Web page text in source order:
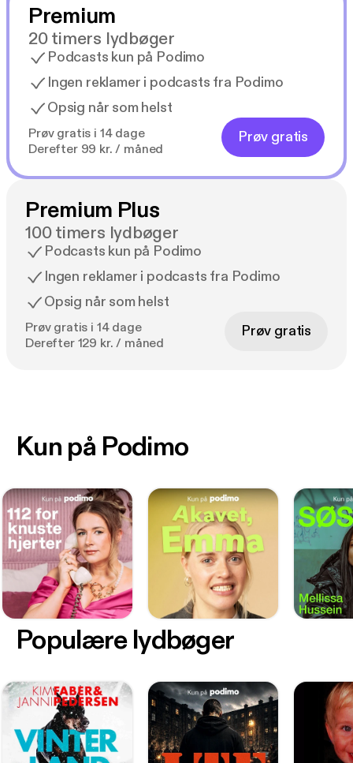
Premium
20 timers lydbøger
Podcasts kun på Podimo
Ingen reklamer i podcasts fra Podimo
Opsig når som helst
Prøv gratis i 14 dage
Derefter 99 kr. / måned
Prøv gratis
Premium Plus
100 timers lydbøger
Podcasts kun på Podimo
Ingen reklamer i podcasts fra Podimo
Opsig når som helst
Prøv gratis i 14 dage
Derefter 129 kr. / måned
Prøv gratis
Kun på Podimo
Populære lydbøger